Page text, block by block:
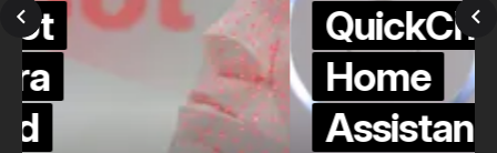
QuickCheck:
Home
Assistant